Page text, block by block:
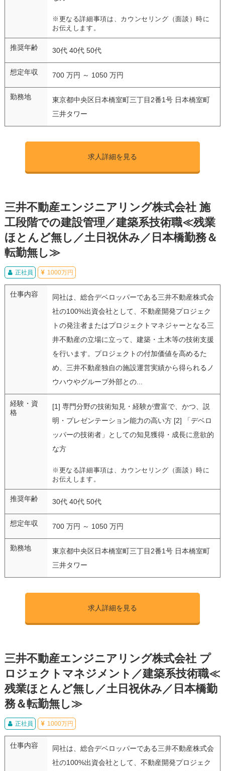
※更なる詳細事項は、カウンセリング（面談）時に
お伝えします。
推奨年齢 30代 40代 50代
想定年収 700 万円 ～ 1050 万円
勤務地
東京都中央区日本橋室町三丁目2番1号 日本橋室町
三井タワー
求人詳細を見る
三井不動産エンジニアリング株式会社 施
工段階での建設管理／建築系技術職≪残業
ほとんど無し／土日祝休み／日本橋勤務＆
転勤無し≫
正社員 1000万円
仕事内容
同社は、総合デベロッパーである三井不動産株式会
社の100%出資会社として、不動産開発プロジェク
トの発注者またはプロジェクトマネジャーとなる三
井不動産の立場に立って、建築・土木等の技術支援
を行います。プロジェクトの付加価値を高めるた
め、三井不動産独自の施設運営実績から得られるノ
ウハウやグループ外部との...
経験・資
格
[1] 専門分野の技術知見・経験が豊富で、かつ、説
明・プレゼンテーション能力の高い方 [2] 「デベロ
ッパーの技術者」としての知見獲得・成長に意欲的
な方
※更なる詳細事項は、カウンセリング（面談）時に
お伝えします。
推奨年齢 30代 40代 50代
想定年収 700 万円 ～ 1050 万円
勤務地
東京都中央区日本橋室町三丁目2番1号 日本橋室町
三井タワー
求人詳細を見る
三井不動産エンジニアリング株式会社 プ
ロジェクトマネジメント／建築系技術職≪
残業ほとんど無し／土日祝休み／日本橋勤
務＆転勤無し≫
正社員 1000万円
仕事内容
同社は、総合デベロッパーである三井不動産株式会
社の100%出資会社として、不動産開発プロジェク